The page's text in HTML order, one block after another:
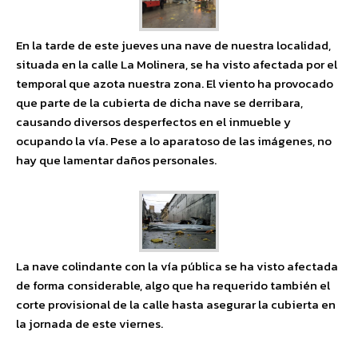
En la tarde de este jueves una nave de nuestra localidad,
situada en la calle La Molinera, se ha visto afectada por el
temporal que azota nuestra zona. El viento ha provocado
que parte de la cubierta de dicha nave se derribara,
causando diversos desperfectos en el inmueble y
ocupando la vía. Pese a lo aparatoso de las imágenes, no
hay que lamentar daños personales.
La nave colindante con la vía pública se ha visto afectada
de forma considerable, algo que ha requerido también el
corte provisional de la calle hasta asegurar la cubierta en
la jornada de este viernes.